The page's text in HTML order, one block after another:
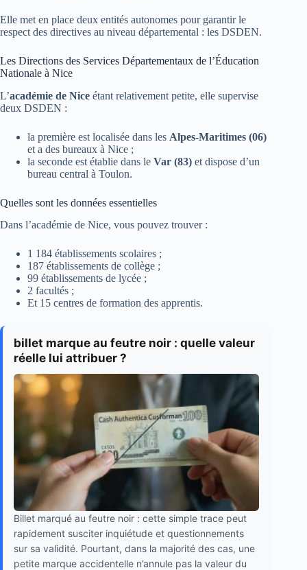
Elle met en place deux entités autonomes pour garantir le
respect des directives au niveau départemental : les DSDEN.
Les Directions des Services Départementaux de l’Éducation
Nationale à Nice
L’académie de Nice étant relativement petite, elle supervise
deux DSDEN :
la première est localisée dans les Alpes-Maritimes (06)
et a des bureaux à Nice ;
la seconde est établie dans le Var (83) et dispose d’un
bureau central à Toulon.
Quelles sont les données essentielles
Dans l’académie de Nice, vous pouvez trouver :
1 184 établissements scolaires ;
187 établissements de collège ;
99 établissements de lycée ;
2 facultés ;
Et 15 centres de formation des apprentis.
billet marque au feutre noir : quelle valeur
réelle lui attribuer ?
Billet marqué au feutre noir : cette simple trace peut
rapidement susciter inquiétude et questionnements
sur sa validité. Pourtant, dans la majorité des cas, une
petite marque accidentelle n’annule pas la valeur du